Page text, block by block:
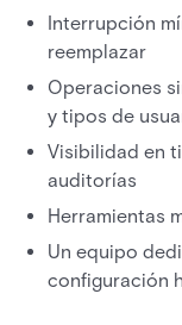
Interrupción
reemplazar
Operaciones
y tipos de
Visibilidad en
auditorías
Herramientas
Un equipo
configuración